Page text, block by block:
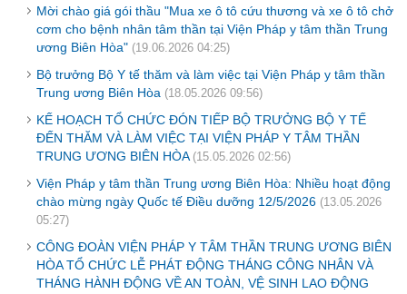
Mời chào giá gói thầu "Mua xe ô tô cứu thương và xe ô tô chở
cơm cho bệnh nhân tâm thần tại Viện Pháp y tâm thần Trung
ương Biên Hòa" (19.06.2026 04:25)
Bộ trưởng Bộ Y tế thăm và làm việc tại Viện Pháp y tâm thần
Trung ương Biên Hòa (18.05.2026 09:56)
KẾ HOẠCH TỔ CHỨC ĐÓN TIẾP BỘ TRƯỞNG BỘ Y TẾ
ĐẾN THĂM VÀ LÀM VIỆC TẠI VIỆN PHÁP Y TÂM THẦN
TRUNG ƯƠNG BIÊN HÒA (15.05.2026 02:56)
Viện Pháp y tâm thần Trung ương Biên Hòa: Nhiều hoạt động
chào mừng ngày Quốc tế Điều dưỡng 12/5/2026 (13.05.2026
05:27)
CÔNG ĐOÀN VIỆN PHÁP Y TÂM THẦN TRUNG ƯƠNG BIÊN
HÒA TỔ CHỨC LỄ PHÁT ĐỘNG THÁNG CÔNG NHÂN VÀ
THÁNG HÀNH ĐỘNG VỀ AN TOÀN, VỆ SINH LAO ĐỘNG